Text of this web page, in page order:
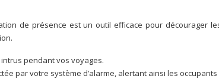
de présence est un outil efficace pour décourager
pendant vos voyages.
par votre système d’alarme, alertant ainsi les